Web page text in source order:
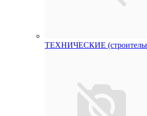
ТЕХНИЧЕСКИЕ